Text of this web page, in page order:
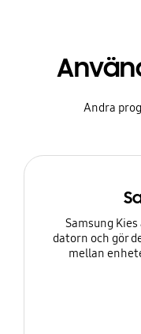
Andra
Samsung
datorn och gör
mellan